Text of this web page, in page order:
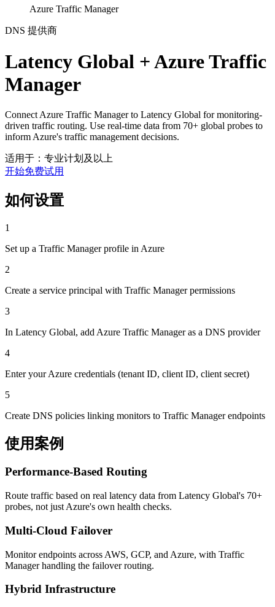
Azure Traffic Manager
DNS 提供商
Latency Global + Azure Traffic
Manager
Connect Azure Traffic Manager to Latency Global for monitoring-
driven traffic routing. Use real-time data from 70+ global probes to
inform Azure's traffic management decisions.
适用于：专业计划及以上
开始免费试用
如何设置
1
Set up a Traffic Manager profile in Azure
2
Create a service principal with Traffic Manager permissions
3
In Latency Global, add Azure Traffic Manager as a DNS provider
4
Enter your Azure credentials (tenant ID, client ID, client secret)
5
Create DNS policies linking monitors to Traffic Manager endpoints
使用案例
Performance-Based Routing
Route traffic based on real latency data from Latency Global's 70+
probes, not just Azure's own health checks.
Multi-Cloud Failover
Monitor endpoints across AWS, GCP, and Azure, with Traffic
Manager handling the failover routing.
Hybrid Infrastructure